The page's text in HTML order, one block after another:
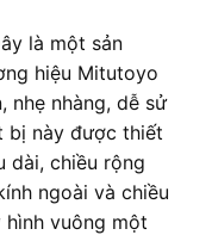
là một sản
hiệu Mitutoyo
nhẹ nhàng, dễ sử
bị này được thiết
dài, chiều rộng
ngoài và chiều
vuông một